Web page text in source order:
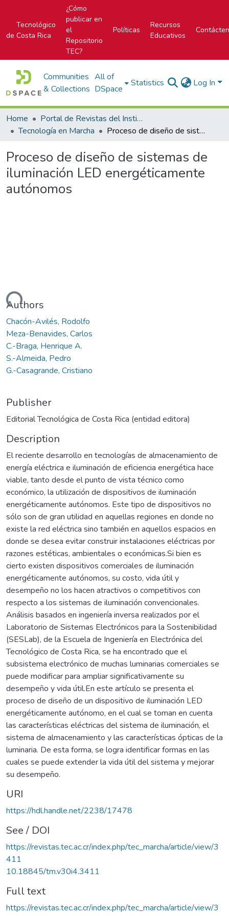
Tecnológico
de Costa Rica
¿Cómo
publicar en
el
Repositorio
TEC?
Políticas
Recursos
Educativos
Communities
& Collections
All of
DSpace
Statistics Log In
Home
Portal de Revistas del Instituto Tecnológico de Costa Rica
Tecnología en Marcha
Proceso de diseño de sistemas de iluminación LED energéticamente autónomos
Proceso de diseño de sistemas de
iluminación LED energéticamente
autónomos
Authors
Chacón-Avilés, Rodolfo
Meza-Benavides, Carlos
C.-Braga, Henrique A.
S.-Almeida, Pedro
G.-Casagrande, Cristiano
Publisher
Editorial Tecnológica de Costa Rica (entidad editora)
Description
El reciente desarrollo en tecnologías de almacenamiento de
energía eléctrica e iluminación de eficiencia energética hace
viable, tanto desde el punto de vista técnico como
económico, la utilización de dispositivos de iluminación
energéticamente autónomos. Este tipo de dispositivos no
sólo son de gran utilidad en aquellas regiones en donde no
existe la red eléctrica sino también en aquellos espacios en
donde se desea evitar construir instalaciones eléctricas por
razones estéticas, ambientales o económicas.Si bien es
cierto existen dispositivos comerciales de iluminación
energéticamente autónomos, su costo, vida útil y
desempeño no los hacen atractivos o competitivos con
respecto a los sistemas de iluminación convencionales.
Análisis basados en ingeniería inversa realizados por el
Laboratorio de Sistemas Electrónicos para la Sostenibilidad
(SESLab), de la Escuela de Ingeniería en Electrónica del
Tecnológico de Costa Rica, se ha encontrado que el
subsistema electrónico de muchas luminarias comerciales se
puede modificar para ampliar significativamente su
desempeño y vida útil.En este artículo se presenta el
proceso de diseño de un dispositivo de iluminación LED
energéticamente autónomo, en el cual se toman en cuenta
las características eléctricas del sistema de iluminación, el
sistema de almacenamiento y las características ópticas de la
luminaria. De esta forma, se logra identificar formas en las
cuales se puede extender la vida útil del sistema y mejorar
su desempeño.
URI
https://hdl.handle.net/2238/17478
See / DOI
https://revistas.tec.ac.cr/index.php/tec_marcha/article/view/3
411
10.18845/tm.v30i4.3411
Full text
https://revistas.tec.ac.cr/index.php/tec_marcha/article/view/3